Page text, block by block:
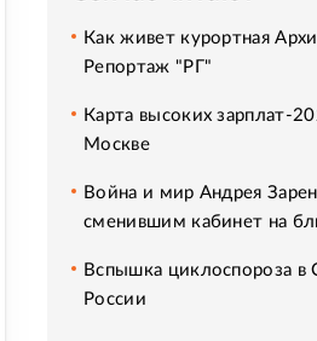
Как живет курортная
Репортаж "РГ"
Карта высоких зарплат-
Москве
Война и мир Андрея
сменившим кабинет на
Вспышка циклоспороза
России